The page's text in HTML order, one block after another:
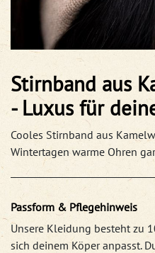
Stirnband aus
- Luxus für
Cooles Stirnband aus
Wintertagen warme Ohren
Passform & Pflegehinweis
Unsere Kleidung besteht zu
sich deinem Köper anpasst.